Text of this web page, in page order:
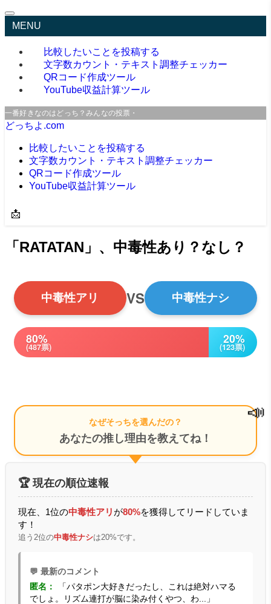
MENU
比較したいことを投稿する
文字数カウント・テキスト調整チェッカー
QRコード作成ツール
YouTube収益計算ツール
一番好きなのはどっち？みんなの投票・口コミサイト
どっちよ.com
比較したいことを投稿する
文字数カウント・テキスト調整チェッカー
QRコード作成ツール
YouTube収益計算ツール
📩
「RATATAN」、中毒性あり？なし？
中毒性アリ VS 中毒性ナシ
80%
(487票)
20%
(123票)
なぜそっちを選んだの？
あなたの推し理由を教えてね！
📣
🏆 現在の順位速報
現在、1位の中毒性アリ が80%を獲得してリードしていま
す！
追う2位の中毒性ナシは20%です。
💬 最新のコメント
匿名：
「パタポン大好きだったし、これは絶対ハマる
でしょ。リズム連打が脳に染み付くやつ、わ...」